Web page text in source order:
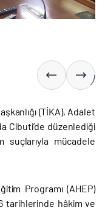
(TİKA), Adalet
Cibuti’de düzenlediği
suçlarıyla mücadele
Programı (AHEP)
tarihlerinde hâkim ve